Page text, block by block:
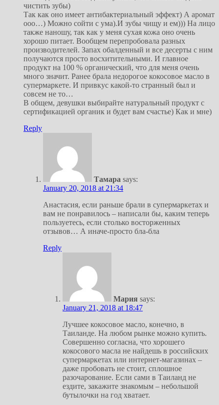
чистить зубы)
Так как оно имеет антибактериальный эффект) А аромат
ооо…) Можно сойти с ума).И зубы чищу и ем))) На лицо
также наношу, так как у меня сухая кожа оно очень
хорошо питает. Вообщем перепробовала разных
производителей. Запах обалденный и все десерты с ним
получаются просто восхитительными. И главное
продукт на 100 % органический, что для меня очень
много значит. Ранее брала недорогое кокосовое масло в
супермаркете. И привкус какой-то странный был и
совсем не то…
В общем, девушки выбирайте натуральный продукт с
сертификацией органик и будет вам счастье) Как и мне)
Reply
Тамара says:
January 20, 2018 at 21:34
Анастасия, если раньше брали в супермаркетах и
вам не понравилось – написали бы, каким теперь
пользуетесь, если столько восторженных
отзывов… А иначе-просто бла-бла
Reply
Мария says:
January 21, 2018 at 18:47
Лучшее кокосовое масло, конечно, в
Таиланде. На любом рынке можно купить.
Совершенно согласна, что хорошего
кокосового масла не найдешь в российских
супермаркетах или интернет-магазинах –
даже пробовать не стоит, сплошное
разочарование. Если сами в Таиланд не
ездите, закажите знакомым – небольшой
бутылочки на год хватает.